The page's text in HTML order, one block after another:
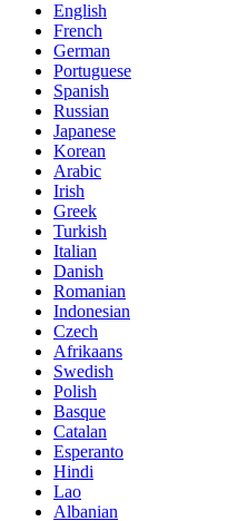
English
French
German
Portuguese
Spanish
Russian
Japanese
Korean
Arabic
Irish
Greek
Turkish
Italian
Danish
Romanian
Indonesian
Czech
Afrikaans
Swedish
Polish
Basque
Catalan
Esperanto
Hindi
Lao
Albanian